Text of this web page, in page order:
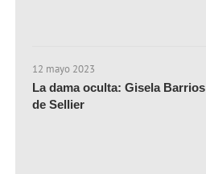
12 mayo 2023
La dama oculta: Gisela Barrios
de Sellier